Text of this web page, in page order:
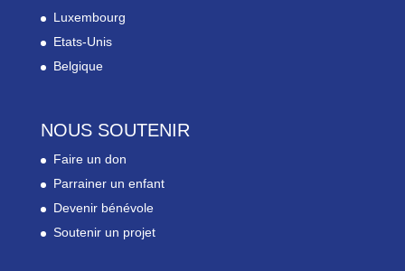
Luxembourg
Etats-Unis
Belgique
NOUS SOUTENIR
Faire un don
Parrainer un enfant
Devenir bénévole
Soutenir un projet